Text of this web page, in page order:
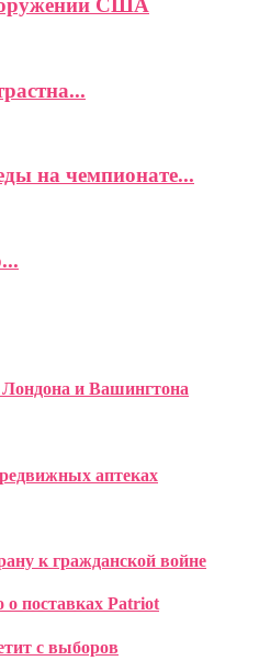
США
на чемпионате...
Лондона и Вашингтона
аптеках
к гражданской войне
о поставках Patriot
с выборов